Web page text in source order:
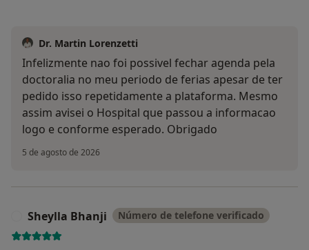
Dr. Martin Lorenzetti
Infelizmente nao foi possivel fechar agenda pela
doctoralia no meu periodo de ferias apesar de ter
pedido isso repetidamente a plataforma. Mesmo
assim avisei o Hospital que passou a informacao
logo e conforme esperado. Obrigado
5 de agosto de 2026
Sheylla Bhanji Número de telefone verificado